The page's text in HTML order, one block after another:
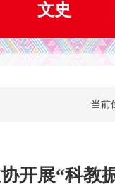
文史
当前
开展“科教